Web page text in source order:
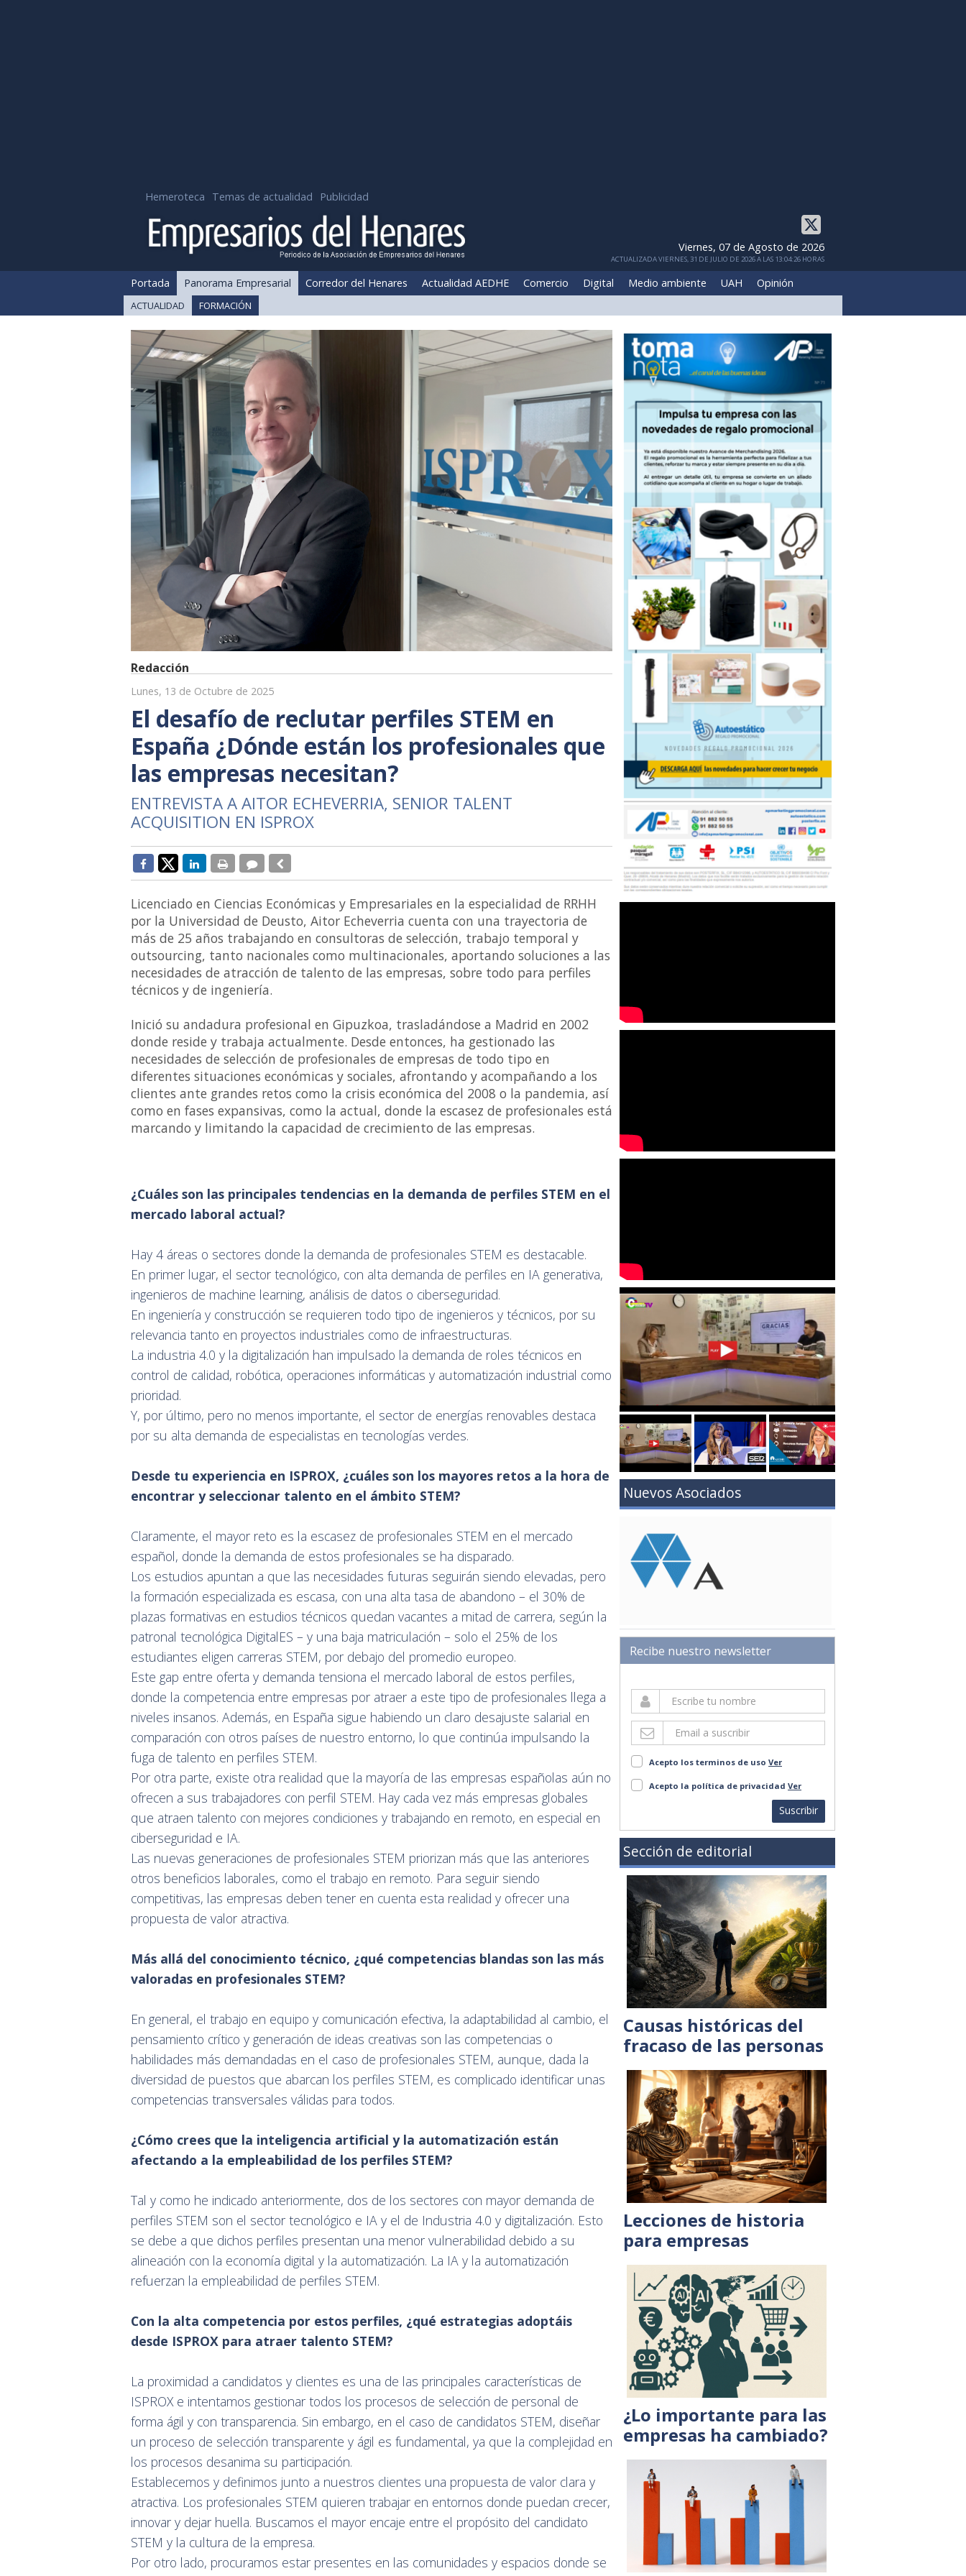
Hemeroteca Temas de actualidad Publicidad
Viernes, 07 de Agosto de 2026
ACTUALIZADA VIERNES, 31 DE JULIO DE 2026 A LAS 13:04:26 HORAS
Portada Panorama Empresarial Corredor del Henares Actualidad AEDHE Comercio Digital Medio ambiente UAH Opinión
ACTUALIDAD FORMACIÓN
Redacción
Lunes, 13 de Octubre de 2025
El desafío de reclutar perfiles STEM en
España ¿Dónde están los profesionales que
las empresas necesitan?
ENTREVISTA A AITOR ECHEVERRIA, SENIOR TALENT
ACQUISITION EN ISPROX
Licenciado en Ciencias Económicas y Empresariales en la especialidad de RRHH
por la Universidad de Deusto, Aitor Echeverria cuenta con una trayectoria de
más de 25 años trabajando en consultoras de selección, trabajo temporal y
outsourcing, tanto nacionales como multinacionales, aportando soluciones a las
necesidades de atracción de talento de las empresas, sobre todo para perfiles
técnicos y de ingeniería.
Inició su andadura profesional en Gipuzkoa, trasladándose a Madrid en 2002
donde reside y trabaja actualmente. Desde entonces, ha gestionado las
necesidades de selección de profesionales de empresas de todo tipo en
diferentes situaciones económicas y sociales, afrontando y acompañando a los
clientes ante grandes retos como la crisis económica del 2008 o la pandemia, así
como en fases expansivas, como la actual, donde la escasez de profesionales está
marcando y limitando la capacidad de crecimiento de las empresas.
¿Cuáles son las principales tendencias en la demanda de perfiles STEM en el
mercado laboral actual?
Hay 4 áreas o sectores donde la demanda de profesionales STEM es destacable.
En primer lugar, el sector tecnológico, con alta demanda de perfiles en IA generativa,
ingenieros de machine learning, análisis de datos o ciberseguridad.
En ingeniería y construcción se requieren todo tipo de ingenieros y técnicos, por su
relevancia tanto en proyectos industriales como de infraestructuras.
La industria 4.0 y la digitalización han impulsado la demanda de roles técnicos en
control de calidad, robótica, operaciones informáticas y automatización industrial como
prioridad.
Y, por último, pero no menos importante, el sector de energías renovables destaca
por su alta demanda de especialistas en tecnologías verdes.
Desde tu experiencia en ISPROX, ¿cuáles son los mayores retos a la hora de
encontrar y seleccionar talento en el ámbito STEM?
Claramente, el mayor reto es la escasez de profesionales STEM en el mercado
español, donde la demanda de estos profesionales se ha disparado.
Los estudios apuntan a que las necesidades futuras seguirán siendo elevadas, pero
la formación especializada es escasa, con una alta tasa de abandono – el 30% de
plazas formativas en estudios técnicos quedan vacantes a mitad de carrera, según la
patronal tecnológica DigitalES – y una baja matriculación – solo el 25% de los
estudiantes eligen carreras STEM, por debajo del promedio europeo.
Este gap entre oferta y demanda tensiona el mercado laboral de estos perfiles,
donde la competencia entre empresas por atraer a este tipo de profesionales llega a
niveles insanos. Además, en España sigue habiendo un claro desajuste salarial en
comparación con otros países de nuestro entorno, lo que continúa impulsando la
fuga de talento en perfiles STEM.
Por otra parte, existe otra realidad que la mayoría de las empresas españolas aún no
ofrecen a sus trabajadores con perfil STEM. Hay cada vez más empresas globales
que atraen talento con mejores condiciones y trabajando en remoto, en especial en
ciberseguridad e IA.
Las nuevas generaciones de profesionales STEM priorizan más que las anteriores
otros beneficios laborales, como el trabajo en remoto. Para seguir siendo
competitivas, las empresas deben tener en cuenta esta realidad y ofrecer una
propuesta de valor atractiva.
Más allá del conocimiento técnico, ¿qué competencias blandas son las más
valoradas en profesionales STEM?
En general, el trabajo en equipo y comunicación efectiva, la adaptabilidad al cambio, el
pensamiento crítico y generación de ideas creativas son las competencias o
habilidades más demandadas en el caso de profesionales STEM, aunque, dada la
diversidad de puestos que abarcan los perfiles STEM, es complicado identificar unas
competencias transversales válidas para todos.
¿Cómo crees que la inteligencia artificial y la automatización están
afectando a la empleabilidad de los perfiles STEM?
Tal y como he indicado anteriormente, dos de los sectores con mayor demanda de
perfiles STEM son el sector tecnológico e IA y el de Industria 4.0 y digitalización. Esto
se debe a que dichos perfiles presentan una menor vulnerabilidad debido a su
alineación con la economía digital y la automatización. La IA y la automatización
refuerzan la empleabilidad de perfiles STEM.
Con la alta competencia por estos perfiles, ¿qué estrategias adoptáis
desde ISPROX para atraer talento STEM?
La proximidad a candidatos y clientes es una de las principales características de
ISPROX e intentamos gestionar todos los procesos de selección de personal de
forma ágil y con transparencia. Sin embargo, en el caso de candidatos STEM, diseñar
un proceso de selección transparente y ágil es fundamental, ya que la complejidad en
los procesos desanima su participación.
Establecemos y definimos junto a nuestros clientes una propuesta de valor clara y
atractiva. Los profesionales STEM quieren trabajar en entornos donde puedan crecer,
innovar y dejar huella. Buscamos el mayor encaje entre el propósito del candidato
STEM y la cultura de la empresa.
Por otro lado, procuramos estar presentes en las comunidades y espacios donde se
Nuevos Asociados
Recibe nuestro newsletter
Acepto los terminos de uso Ver
Acepto la política de privacidad Ver
Suscribir
Sección de editorial
Causas históricas del
fracaso de las personas
Lecciones de historia
para empresas
¿Lo importante para las
empresas ha cambiado?